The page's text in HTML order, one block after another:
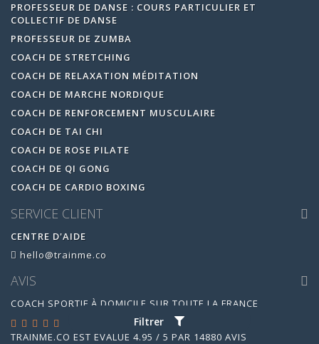
Filtrer
PROFESSEUR DE DANSE : COURS PARTICULIER ET
COLLECTIF DE DANSE
PROFESSEUR DE ZUMBA
COACH DE STRETCHING
COACH DE RELAXATION MÉDITATION
COACH DE MARCHE NORDIQUE
COACH DE RENFORCEMENT MUSCULAIRE
COACH DE TAI CHI
COACH DE ROSE PILATE
COACH DE QI GONG
COACH DE CARDIO BOXING
SERVICE CLIENT
CENTRE D'AIDE
hello@trainme.co
AVIS
COACH SPORTIF À DOMICILE SUR TOUTE LA FRANCE
TRAINME.CO EST ÉVALUÉ 4.95 / 5 PAR 14880 AVIS